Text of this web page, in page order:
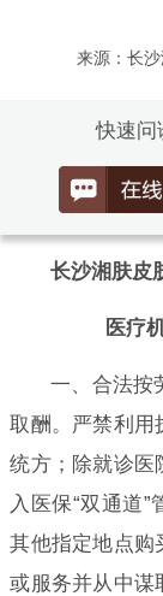
来源：长
快速问
长沙湘肤皮
医疗
一、合法按
取酬。严禁利用
统方；除就诊医
入医保“双通道
其他指定地点购
或服务并从中谋